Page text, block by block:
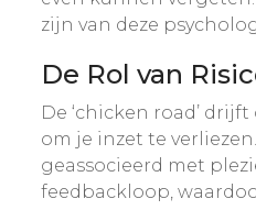
zijn van deze
De Rol van
De ‘chicken road’
om je inzet te
geassocieerd met
feedbackloop,